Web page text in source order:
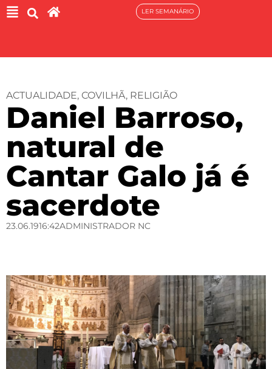
LER SEMANÁRIO
ACTUALIDADE, COVILHÃ, RELIGIÃO
Daniel Barroso,
natural de
Cantar Galo já é
sacerdote
23.06.1916:42ADMINISTRADOR NC